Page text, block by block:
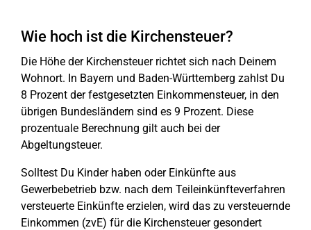
Wie hoch ist die Kirchensteuer?
Die Höhe der Kirchensteuer richtet sich nach Deinem
Wohnort. In Bayern und Baden-Württemberg zahlst Du
8 Prozent der festgesetzten Einkommensteuer, in den
übrigen Bundesländern sind es 9 Prozent. Diese
prozentuale Berechnung gilt auch bei der
Abgeltungsteuer.
Solltest Du Kinder haben oder Einkünfte aus
Gewerbebetrieb bzw. nach dem Teileinkünfteverfahren
versteuerte Einkünfte erzielen, wird das zu versteuernde
Einkommen (zvE) für die Kirchensteuer gesondert